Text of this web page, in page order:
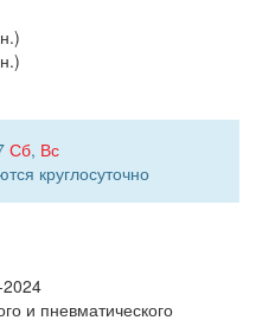
Сб, Вс
круглосуточно
и пневматического